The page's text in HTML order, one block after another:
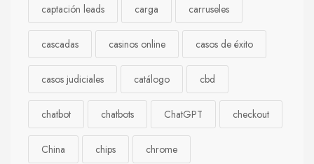
captación leads carga carruseles
cascadas casinos online casos de éxito
casos judiciales catálogo cbd
chatbot chatbots ChatGPT checkout
China chips chrome